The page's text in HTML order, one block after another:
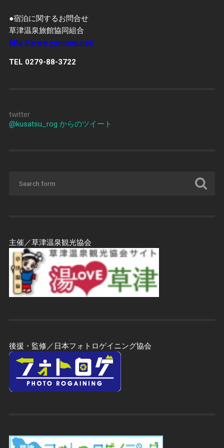
●宿泊に関するお問合せ
草津温泉旅館協同組合
http://www.yumomi.net/
TEL 0279-88-3722
twitter
@kusatsu_rog からのツイート
主催／草津温泉観光協会
後援・監修／日本フォトロゲイニング協会